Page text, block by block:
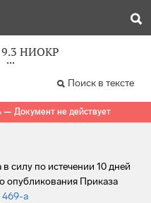
НИОКР
Поиск в тексте
— Документ не действует
силу по истечении 10 дней
опубликования Приказа
469-а